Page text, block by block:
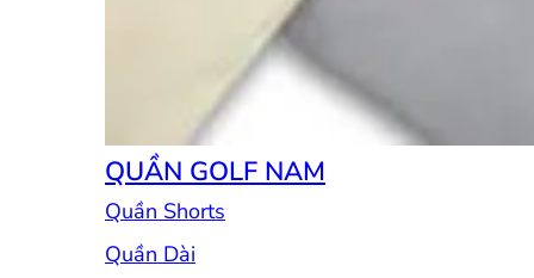
QUẦN GOLF NAM
Quần Shorts
Quần Dài